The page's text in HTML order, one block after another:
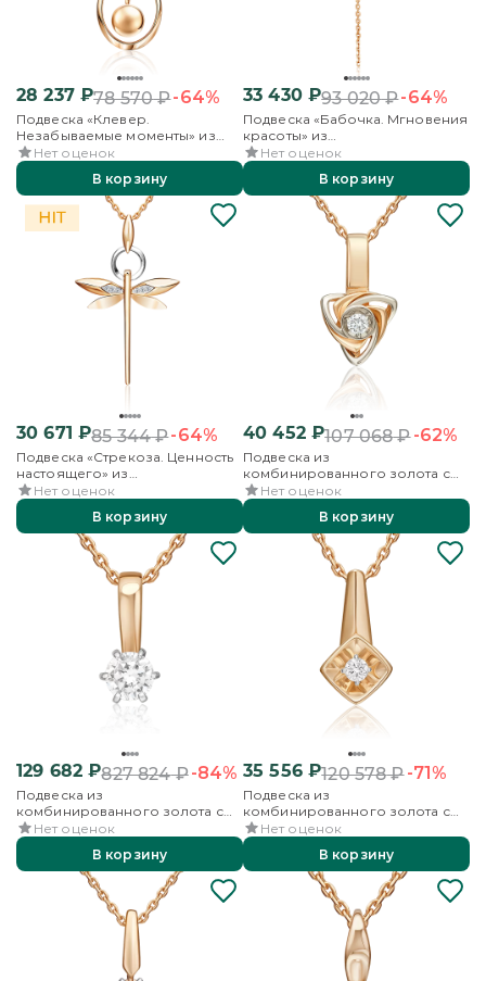
28 237₽78 570₽-64%
Подвеска «Клевер.
Незабываемые моменты» из
комбинированного золота с
бриллиантами
Нет оценок
В корзину
33 430₽93 020₽-64%
Подвеска «Бабочка. Мгновения
красоты» из
комбинированного золота с
бриллиантами
Нет оценок
В корзину
30 671 ₽85 344₽-64%
Подвеска «Стрекоза. Ценность
настоящего» из
комбинированного золота с
бриллиантами
Нет оценок
В корзину
40 452₽107 068₽-62%
Подвеска из
комбинированного золота с
бриллиантом
Нет оценок
В корзину
129 682 ₽827 824₽-84%
Подвеска из
комбинированного золота с
бриллиантом
Нет оценок
В корзину
35 556₽120 578₽-71%
Подвеска из
комбинированного золота с
бриллиантом
Нет оценок
В корзину